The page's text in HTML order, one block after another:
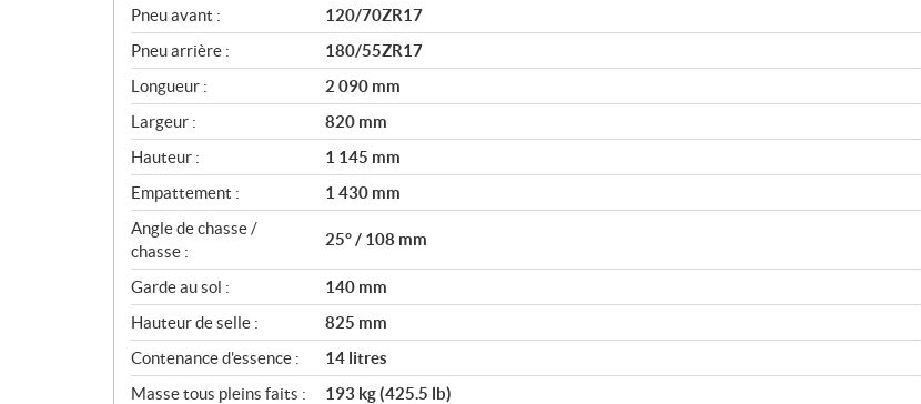
Pneu avant :
120/70ZR17
Pneu arrière :
180/55ZR17
Longueur :
2 090 mm
Largeur :
820 mm
Hauteur :
1 145 mm
Empattement :
1 430 mm
Angle de chasse /
chasse :
25° / 108 mm
Garde au sol :
140 mm
Hauteur de selle :
825 mm
Contenance d'essence :
14 litres
Masse tous pleins faits :
193 kg (425.5 lb)